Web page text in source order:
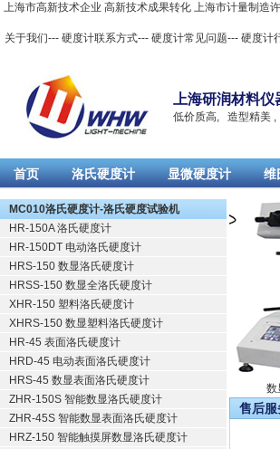
上海市高新技术企业 高新技术成果转化 上海市计量制造
关于我们---硬度计联系方式---硬度计常见问题---硬度计
上海研润材料
低价质高, 造型精美 ,
首页 洛氏硬度计 显微硬度计 维
Русский
MC010洛氏硬度计-洛氏硬度试验机
HR-150A 洛氏硬度计
HR-150DT 电动洛氏硬度计
HRS-150 数显洛氏硬度计
HRSS-150 数显全洛氏硬度计
XHR-150 塑料洛氏硬度计
XHRS-150 数显塑料洛氏硬度计
HR-45 表面洛氏硬度计
HRD-45 电动表面洛氏硬度计
HRS-45 数显表面洛氏硬度计
ZHR-150S 智能数显洛氏硬度计
ZHR-45S 智能数显表面洛氏硬度计
HRZ-150 智能触摸屏数显洛氏硬度计
洛氏硬度计 触摸屏显微硬度计 数
售后服